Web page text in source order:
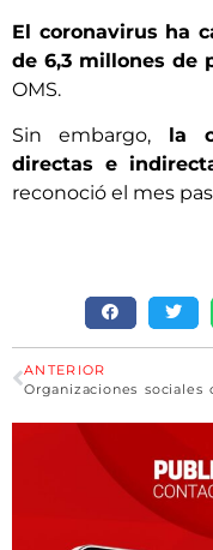
El coronavirus ha
de 6,3 millones de
OMS.
Sin embargo,la
directas e
reconoció el mes
ANTERIOR